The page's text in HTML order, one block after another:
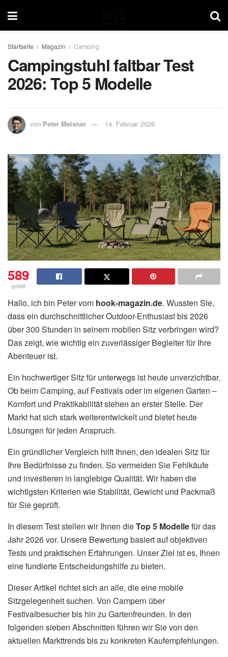
Startseite Magazin Camping
Campingstuhl faltbar Test
2026: Top 5 Modelle
von Peter Meisner 14. Februar 2026
589
geteilt
Hallo, ich bin Peter vom hook-magazin.de. Wussten Sie,
dass ein durchschnittlicher Outdoor-Enthusiast bis 2026
über 300 Stunden in seinem mobilen Sitz verbringen wird?
Das zeigt, wie wichtig ein zuverlässiger Begleiter für Ihre
Abenteuer ist.
Ein hochwertiger Sitz für unterwegs ist heute unverzichtbar.
Ob beim Camping, auf Festivals oder im eigenen Garten –
Komfort und Praktikabilität stehen an erster Stelle. Der
Markt hat sich stark weiterentwickelt und bietet heute
Lösungen für jeden Anspruch.
Ein gründlicher Vergleich hilft Ihnen, den idealen Sitz für
Ihre Bedürfnisse zu finden. So vermeiden Sie Fehlkäufe
und investieren in langlebige Qualität. Wir haben die
wichtigsten Kriterien wie Stabilität, Gewicht und Packmaß
für Sie geprüft.
In diesem Test stellen wir Ihnen dieTop 5 Modellefür das
Jahr 2026 vor. Unsere Bewertung basiert auf objektiven
Tests und praktischen Erfahrungen. Unser Ziel ist es, Ihnen
eine fundierte Entscheidungshilfe zu bieten.
Dieser Artikel richtet sich an alle, die eine mobile
Sitzgelegenheit suchen. Von Campern über
Festivalbesucher bis hin zu Gartenfreunden. In den
folgenden sieben Abschnitten führen wir Sie von den
aktuellen Markttrends bis zu konkreten Kaufempfehlungen.